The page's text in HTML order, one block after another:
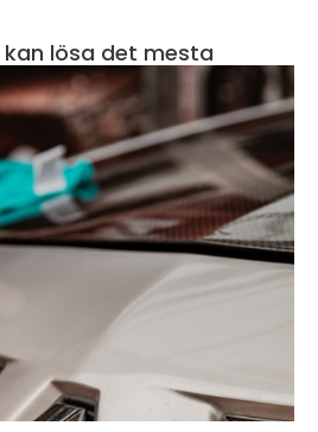
lösa det mesta